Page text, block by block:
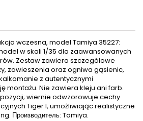
wczesna, model Tamiya 35227:
w skali 1/35 dla zaawansowanych
Zestaw zawiera szczegółowe
zawieszenia oraz ogniwa gąsienic,
z autentycznymi
montażu. Nie zawiera kleju ani farb.
wiernie odwzorowuje cechy
Tiger I, umożliwiając realistyczne
Производитель: Tamiya.